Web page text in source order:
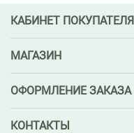
КАБИНЕТ ПОКУПАТЕЛЯ
МАГАЗИН
ОФОРМЛЕНИЕ ЗАКАЗА
КОНТАКТЫ